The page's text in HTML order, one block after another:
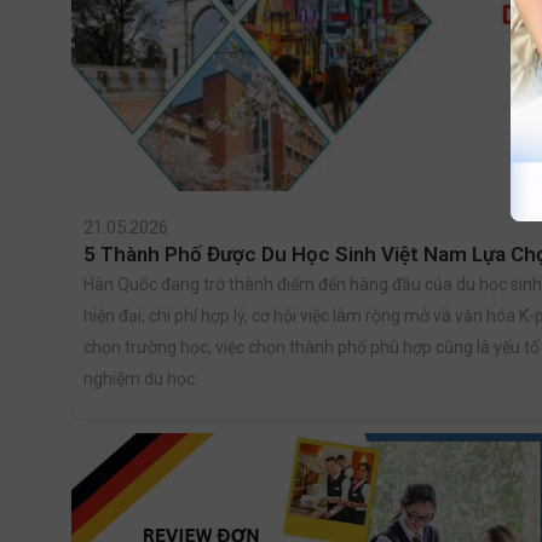
21.05.2026
5 Thành Phố Được Du Học Sinh Việt Nam Lựa
Hàn Quốc đang trở thành điểm đến hàng đầu của du học
hiện đại, chi phí hợp lý, cơ hội việc làm rộng mở và văn hóa
chọn trường học, việc chọn thành phố phù hợp cũng là yếu
nghiệm du học.